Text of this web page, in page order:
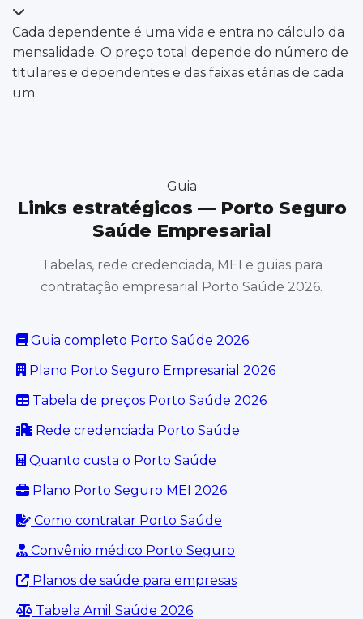
Cada dependente é uma vida e entra no cálculo da
mensalidade. O preço total depende do número de
titulares e dependentes e das faixas etárias de cada
um.
Guia
Links estratégicos — Porto Seguro
Saúde Empresarial
Tabelas, rede credenciada, MEI e guias para
contratação empresarial Porto Saúde 2026.
Guia completo Porto Saúde 2026
Plano Porto Seguro Empresarial 2026
Tabela de preços Porto Saúde 2026
Rede credenciada Porto Saúde
Quanto custa o Porto Saúde
Plano Porto Seguro MEI 2026
Como contratar Porto Saúde
Convênio médico Porto Seguro
Planos de saúde para empresas
Tabela Amil Saúde 2026